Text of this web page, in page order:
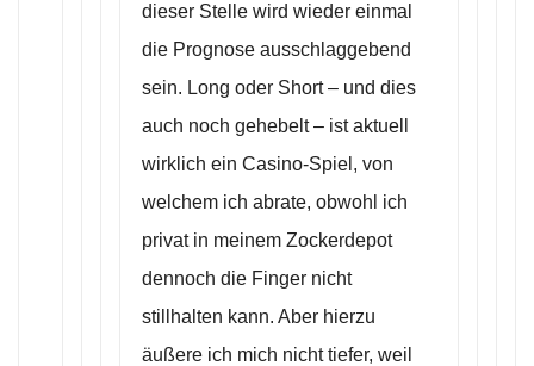
dieser Stelle wird wieder einmal
die Prognose ausschlaggebend
sein. Long oder Short – und dies
auch noch gehebelt – ist aktuell
wirklich ein Casino-Spiel, von
welchem ich abrate, obwohl ich
privat in meinem Zockerdepot
dennoch die Finger nicht
stillhalten kann. Aber hierzu
äußere ich mich nicht tiefer, weil